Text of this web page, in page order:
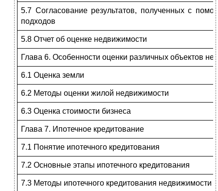
5.7 Согласование результатов, полученных с
подходов
5.8 Отчет об оценке недвижимости
Глава 6. Особенности оценки различных объектов
6.1 Оценка земли
6.2 Методы оценки жилой недвижимости
6.3 Оценка стоимости бизнеса
Глава 7. Ипотечное кредитование
7.1 Понятие ипотечного кредитования
7.2 Основные этапы ипотечного кредитования
7.3 Методы ипотечного кредитования недвижимости